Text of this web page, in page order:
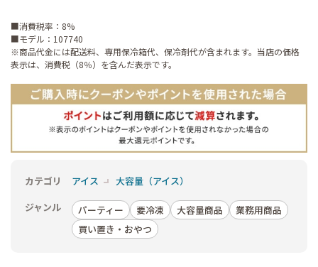
■消費税率：8%
■モデル：107740
※商品代金には配送料、専用保冷箱代、保冷剤代が含まれます。当店の価格
表示は、消費税（8％）を含んだ表示です。
カテゴリ アイス
大容量（アイス）
ジャンル
パーティー 要冷凍 大容量商品
業務用商品
買い置き・おやつ